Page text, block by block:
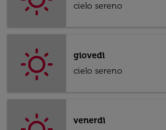
cielo sereno
giovedì
cielo sereno
venerdì